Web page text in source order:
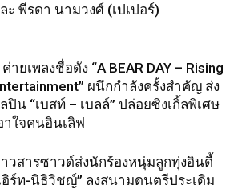
ะ พีรดา นามวงศ์ (เปเปอร์)
ค่ายเพลงชื่อดัง “A BEAR DAY – Rising
ผนึกกำลังครั้งสำคัญ ส่ง
ปิน “เบสท์ – เบลล์” ปล่อยซิงเกิ้ลพิเศษ
าใจคนอินเลิฟ
วสารซาวด์ส่งนักร้องหนุ่มลูกทุ่งอินดี้
อิร์ท-นิธิวิชญ์” ลงสนามดนตรีประเดิม